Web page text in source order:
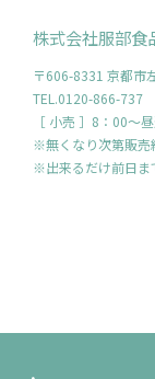
株式会社服部食
〒606-8331 京都市
TEL.0120-866-737
［ 小売 ］8：00～
※無くなり次第販売
※出来るだけ前日ま